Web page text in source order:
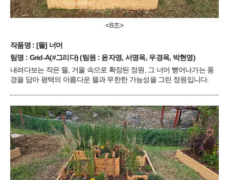
<8조>
작품명 : [뜰] 너머
팀명 : Grid-A(#그리다) (팀원 : 윤자영, 서명옥, 우경옥, 박현영)
내려다보는 작은 뜰, 거울 속으로 확장된 정원, 그 너머 뻗어나가는 풍
경을 담아 평택의 아름다운 뜰과 무한한 가능성을 그린 정원입니다.